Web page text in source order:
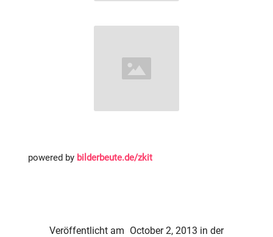
powered by bilderbeute.de/zkit
Veröffentlicht am October 2, 2013 in der